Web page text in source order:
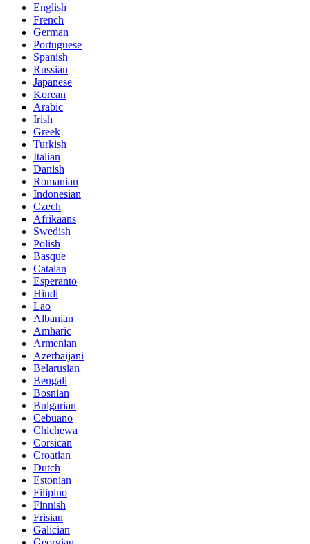
English
French
German
Portuguese
Spanish
Russian
Japanese
Korean
Arabic
Irish
Greek
Turkish
Italian
Danish
Romanian
Indonesian
Czech
Afrikaans
Swedish
Polish
Basque
Catalan
Esperanto
Hindi
Lao
Albanian
Amharic
Armenian
Azerbaijani
Belarusian
Bengali
Bosnian
Bulgarian
Cebuano
Chichewa
Corsican
Croatian
Dutch
Estonian
Filipino
Finnish
Frisian
Galician